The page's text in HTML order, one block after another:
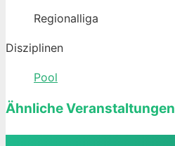
Regionalliga
Disziplinen
Pool
Ähnliche Veranstaltungen